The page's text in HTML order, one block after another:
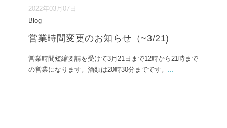
2022年03月07日
Blog
営業時間変更のお知らせ（~3/21)
営業時間短縮要請を受けて3月21日まで12時から21時まで
の営業になります。酒類は20時30分までです。